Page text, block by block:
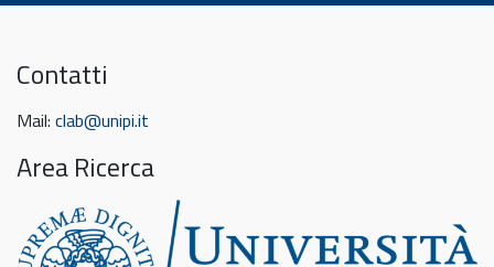
Contatti
Mail: clab@unipi.it
Area Ricerca